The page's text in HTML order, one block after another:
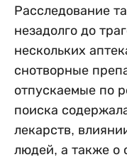
Расследование
незадолго до
нескольких
снотворные
отпускаемые по
поиска
лекарств,
людей, а также о